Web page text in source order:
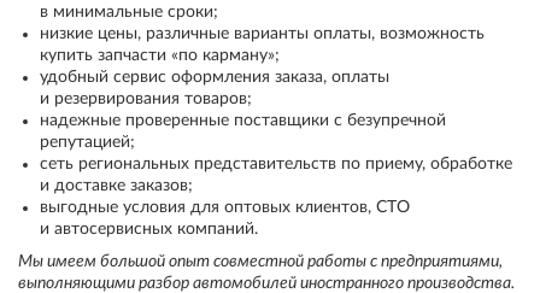
в минимальные сроки;
низкие цены, различные варианты оплаты, возможность
купить запчасти «по карману»;
удобный сервис оформления заказа, оплаты
и резервирования товаров;
надежные проверенные поставщики с безупречной
репутацией;
сеть региональных представительств по приему, обработке
и доставке заказов;
выгодные условия для оптовых клиентов, СТО
и автосервисных компаний.
Мы имеем большой опыт совместной работы с предприятиями,
выполняющими разбор автомобилей иностранного производства.